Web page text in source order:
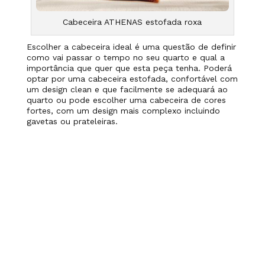
Cabeceira ATHENAS estofada roxa
Escolher a cabeceira ideal é uma questão de definir
como vai passar o tempo no seu quarto e qual a
importância que quer que esta peça tenha. Poderá
optar por uma cabeceira estofada, confortável com
um design clean e que facilmente se adequará ao
quarto ou pode escolher uma cabeceira de cores
fortes, com um design mais complexo incluindo
gavetas ou prateleiras.